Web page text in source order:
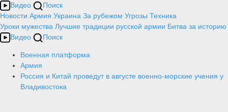
Видео
Поиск
Новости Армия Украина За рубежом Угрозы Техника
Уроки мужества Лучшие традиции русской армии Битва за историю
Видео
Поиск
Военная платформа
Армия
Россия и Китай проведут в августе военно-морские учения у
Владивостока